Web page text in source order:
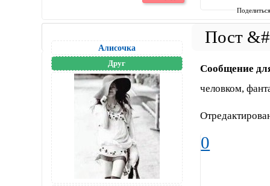
Алисочка
Друг
Сообщение
человком,
0